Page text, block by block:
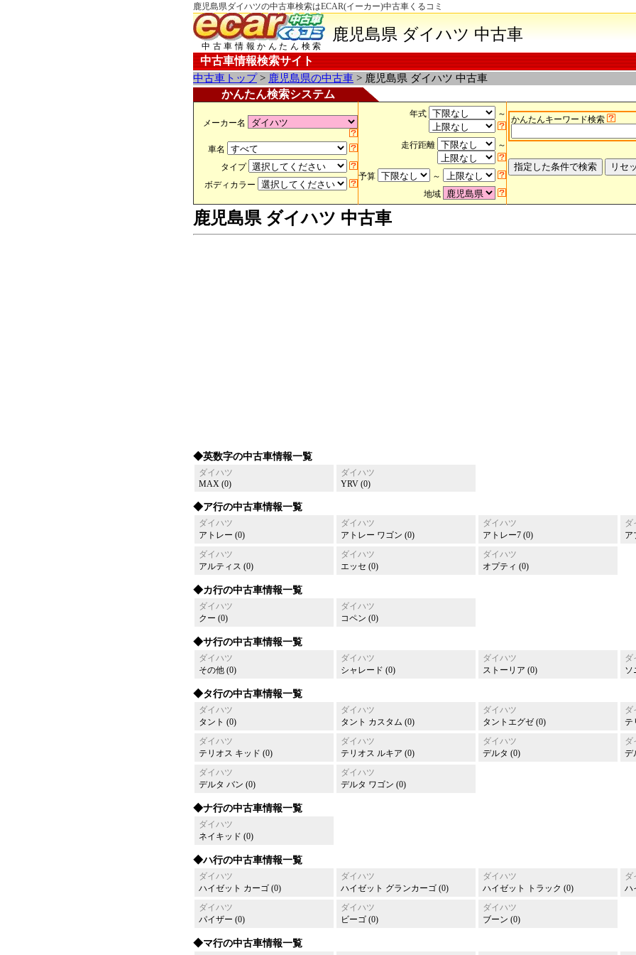
鹿児島県ダイハツの中古車検索はECAR(イーカー)中古車くるコミ
中古車情報かんたん検索
鹿児島県 ダイハツ 中古車
中古車情報検索サイト
中古車トップ> 鹿児島県の中古車 > 鹿児島県 ダイハツ 中古車
かんたん検索システム
メーカー名
車名
タイプ
ボディカラー
年式 ～
走行距離 ～
予算
～
地域
かんたんキーワード検索
鹿児島県 ダイハツ 中古車
◆英数字の中古車情報一覧
ダイハツ
MAX (0)
ダイハツ
YRV (0)
◆ア行の中古車情報一覧
ダイハツ
アトレー (0)
ダイハツ
アトレー ワゴン (0)
ダイハツ
アトレー7 (0)
ダ
ア
ダイハツ
アルティス (0)
ダイハツ
エッセ (0)
ダイハツ
オプティ (0)
◆カ行の中古車情報一覧
ダイハツ
クー (0)
ダイハツ
コペン (0)
◆サ行の中古車情報一覧
ダイハツ
その他 (0)
ダイハツ
シャレード (0)
ダイハツ
ストーリア (0)
ダ
ソ
◆タ行の中古車情報一覧
ダイハツ
タント (0)
ダイハツ
タント カスタム (0)
ダイハツ
タントエグゼ (0)
ダ
テ
ダイハツ
テリオス キッド (0)
ダイハツ
テリオス ルキア (0)
ダイハツ
デルタ (0)
ダ
デ
ダイハツ
デルタ バン (0)
ダイハツ
デルタ ワゴン (0)
◆ナ行の中古車情報一覧
ダイハツ
ネイキッド (0)
◆ハ行の中古車情報一覧
ダイハツ
ハイゼット カーゴ (0)
ダイハツ
ハイゼット グランカーゴ (0)
ダイハツ
ハイゼット トラック (0)
ダ
ハ
ダイハツ
パイザー (0)
ダイハツ
ビーゴ (0)
ダイハツ
ブーン (0)
◆マ行の中古車情報一覧